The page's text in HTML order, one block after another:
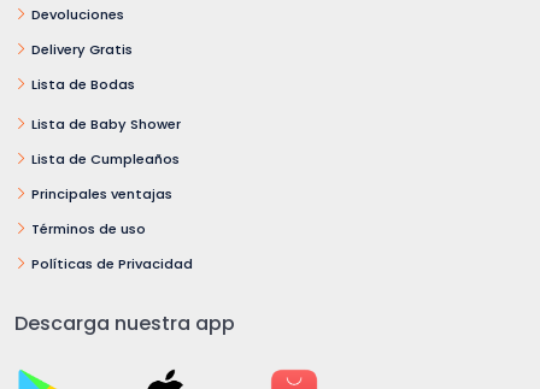
Devoluciones
Delivery Gratis
Lista de Bodas
Lista de Baby Shower
Lista de Cumpleaños
Principales ventajas
Términos de uso
Políticas de Privacidad
Descarga nuestra app